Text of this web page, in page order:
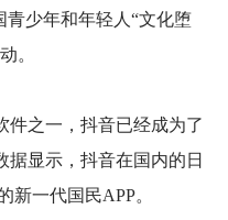
少年和年轻人“文化堕
。
件之一，抖音已经成为了
显示，抖音在国内的日
新一代国民APP。